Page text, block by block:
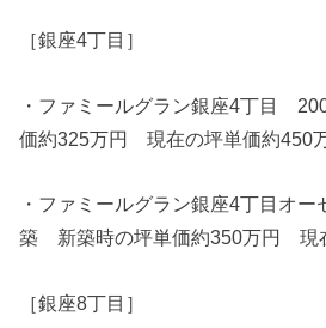
［銀座4丁目］
・ファミールグラン銀座4丁目
価約325万円 現在の坪単価約450
・ファミールグラン銀座4丁目オ
築 新築時の坪単価約350万円 現
［銀座8丁目］